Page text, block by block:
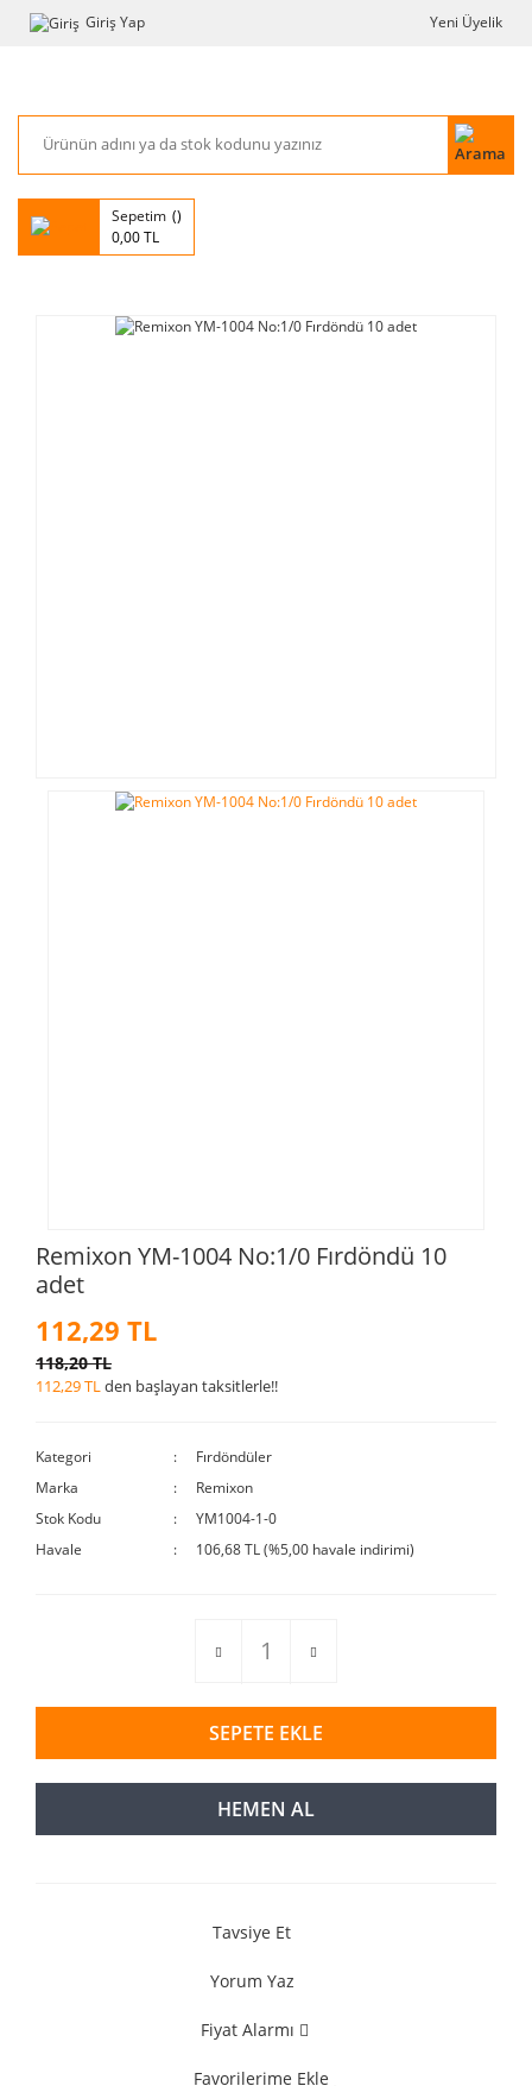
Giriş Yap Yeni Üyelik
Sepetim
0,00 TL
Remixon YM-1004 No:1/0 Fırdöndü 10
adet
112,29 TL
118,20 TL
112,29 TLden başlayan taksitlerle!!
Kategori
Fırdöndüler
Marka
Remixon
Stok Kodu
YM1004-1-0
Havale
106,68 TL (%5,00 havale indirimi)
SEPETE EKLE
HEMEN AL
Tavsiye Et
Yorum Yaz
Fiyat Alarmı
Favorilerime Ekle